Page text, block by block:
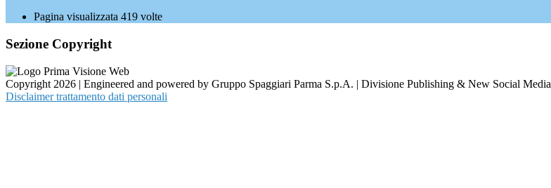
Pagina visualizzata 419 volte
Sezione Copyright
Copyright 2026 | Engineered and powered by Gruppo Spaggiari Parma S.p.A. | Divisione Publishing & New Social Media
Disclaimer trattamento dati personali